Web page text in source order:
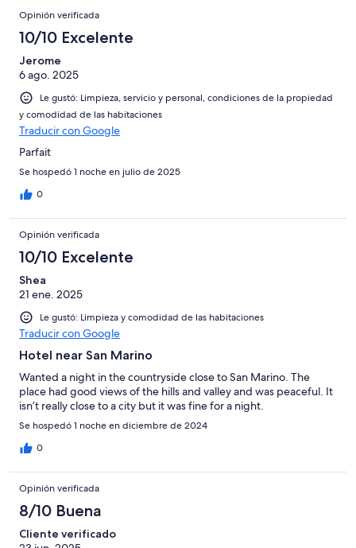
Opinión verificada
10/10 Excelente
Jerome
6 ago. 2025
Le gustó: Limpieza, servicio y personal, condiciones de la propiedad
y comodidad de las habitaciones
Traducir con Google
Parfait
Se hospedó 1 noche en julio de 2025
0
Opinión verificada
10/10 Excelente
Shea
21 ene. 2025
Le gustó: Limpieza y comodidad de las habitaciones
Traducir con Google
Hotel near San Marino
Wanted a night in the countryside close to San Marino. The
place had good views of the hills and valley and was peaceful. It
isn’t really close to a city but it was fine for a night.
Se hospedó 1 noche en diciembre de 2024
0
Opinión verificada
8/10 Buena
Cliente verificado